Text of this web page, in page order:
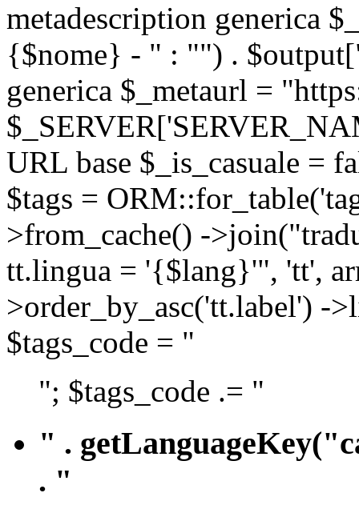
metadescription generica
{$nome} - " : "") .
generica $_metaurl =
URL base $_is_casuale =
$tags =
>from_cache() -
tt.lingua = '{$lang}'", 'tt',
>order_by_asc('tt.label') -
$tags_code = "
"; $tags_code .= "
" .
. "